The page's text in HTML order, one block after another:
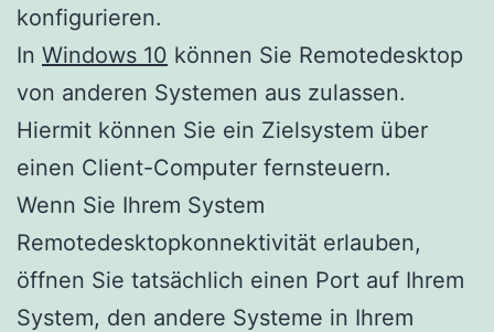
konfigurieren.
In Windows 10 können Sie Remotedesktop
von anderen Systemen aus zulassen.
Hiermit können Sie ein Zielsystem über
einen Client-Computer fernsteuern.
Wenn Sie Ihrem System
Remotedesktopkonnektivität erlauben,
öffnen Sie tatsächlich einen Port auf Ihrem
System, den andere Systeme in Ihrem